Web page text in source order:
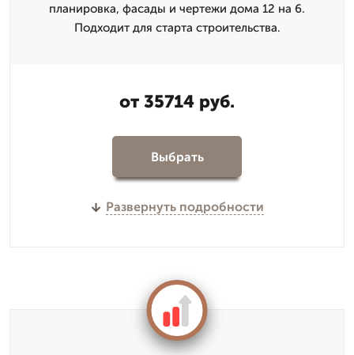
планировка, фасады и чертежи дома 12 на 6.
Подходит для старта строительства.
от 35714 руб.
Выбрать
Развернуть подробности